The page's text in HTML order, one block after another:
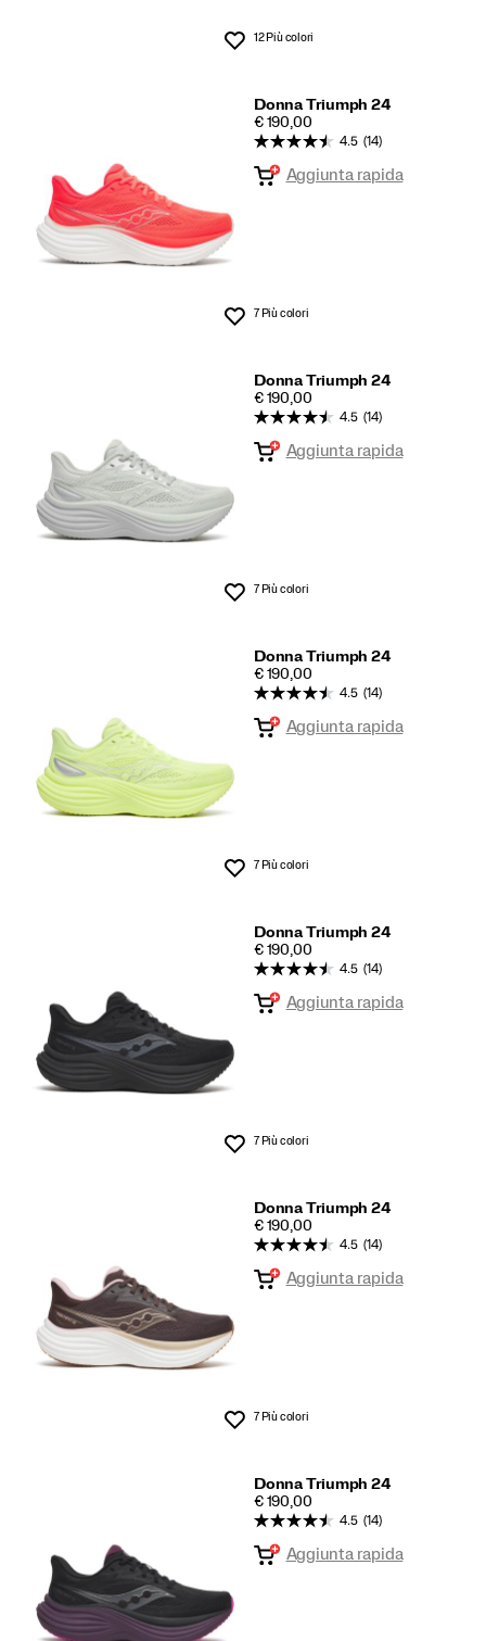
Lista dei desideri
12 Più colori
Donna Triumph 24
PRICE
€ 190,00
Lista dei desideri
4.5 (14)
Aggiunta rapida
7 Più colori
Donna Triumph 24
PRICE
€ 190,00
Lista dei desideri
4.5 (14)
Aggiunta rapida
7 Più colori
Donna Triumph 24
PRICE
€ 190,00
Lista dei desideri
4.5 (14)
Aggiunta rapida
7 Più colori
Donna Triumph 24
PRICE
€ 190,00
Lista dei desideri
4.5 (14)
Aggiunta rapida
7 Più colori
Donna Triumph 24
PRICE
€ 190,00
Lista dei desideri
4.5 (14)
Aggiunta rapida
7 Più colori
Donna Triumph 24
PRICE
€ 190,00
4.5 (14)
Aggiunta rapida